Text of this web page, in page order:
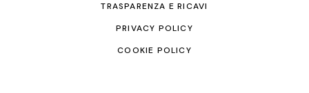
TRASPARENZA E RICAVI
PRIVACY POLICY
COOKIE POLICY